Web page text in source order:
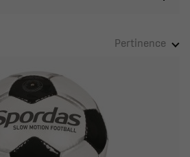
Pertinence